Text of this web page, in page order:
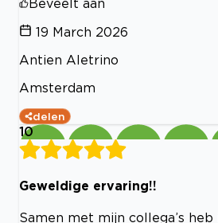
Beveelt aan
19 March 2026
Antien Aletrino
Amsterdam
delen
10
Geweldige ervaring!!
Samen met mijn collega’s